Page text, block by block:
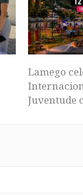
Lamego
Juventude